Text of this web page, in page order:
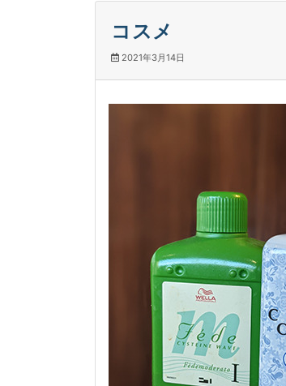
コスメ
2021年3月14日